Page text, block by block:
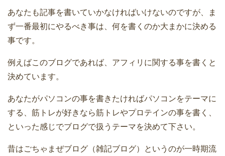
あなたも記事を書いていかなければいけないのですが、ま
ず一番最初にやるべき事は、何を書くのか大まかに決める
事です。
例えばこのブログであれば、アフィリに関する事を書くと
決めています。
あなたがパソコンの事を書きたければパソコンをテーマに
する、筋トレが好きなら筋トレやプロテインの事を書く、
といった感じでブログで扱うテーマを決めて下さい。
昔はごちゃまぜブログ（雑記ブログ）というのが一時期流